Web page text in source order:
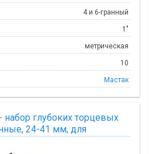
4 и 6-гранный
1"
метрическая
10
Мастак
глубоких торцевых
24-41 мм, для